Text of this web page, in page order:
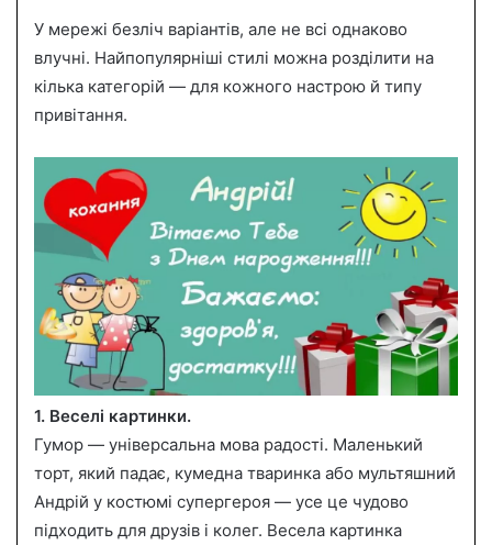
У мережі безліч варіантів, але не всі однаково
влучні. Найпопулярніші стилі можна розділити на
кілька категорій — для кожного настрою й типу
привітання.
1. Веселі картинки.
Гумор — універсальна мова радості. Маленький
торт, який падає, кумедна тваринка або мультяшний
Андрій у костюмі супергероя — усе це чудово
підходить для друзів і колег. Весела картинка